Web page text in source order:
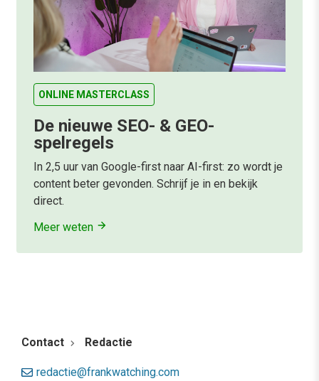
ONLINE MASTERCLASS
De nieuwe SEO- & GEO-
spelregels
In 2,5 uur van Google-first naar AI-first: zo wordt je
content beter gevonden. Schrijf je in en bekijk
direct.
Meer weten
Contact Redactie
redactie@frankwatching.com